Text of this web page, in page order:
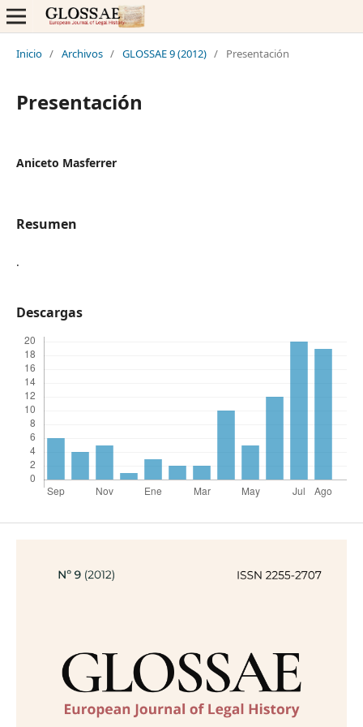
Inicio / Archivos / GLOSSAE 9 (2012) / Presentación
Presentación
Aniceto Masferrer
Resumen
.
Descargas